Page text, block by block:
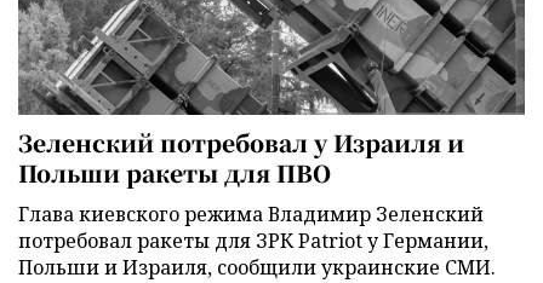
Зеленский потребовал у Израиля и
Польши ракеты для ПВО
Глава киевского режима Владимир Зеленский
потребовал ракеты для ЗРК Patriot у Германии,
Польши и Израиля, сообщили украинские СМИ.